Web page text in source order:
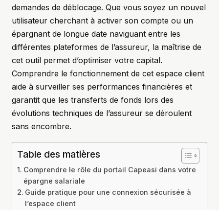
demandes de déblocage. Que vous soyez un nouvel
utilisateur cherchant à activer son compte ou un
épargnant de longue date naviguant entre les
différentes plateformes de l’assureur, la maîtrise de
cet outil permet d’optimiser votre capital.
Comprendre le fonctionnement de cet espace client
aide à surveiller ses performances financières et
garantit que les transferts de fonds lors des
évolutions techniques de l’assureur se déroulent
sans encombre.
Table des matières
Comprendre le rôle du portail Capeasi dans votre
épargne salariale
Guide pratique pour une connexion sécurisée à
l’espace client